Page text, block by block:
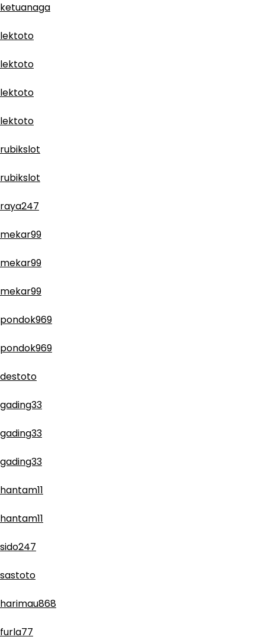
ketuanaga
lektoto
lektoto
lektoto
lektoto
rubikslot
rubikslot
raya247
mekar99
mekar99
mekar99
pondok969
pondok969
destoto
gading33
gading33
gading33
hantam11
hantam11
sido247
sastoto
harimau868
furla77